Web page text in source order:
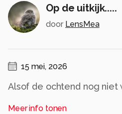
Op de uitkijk.....
door LensMea
15 mei, 2026
Alsof de ochtend nog niet
Alle rechten voorbehouden
Meer info tonen